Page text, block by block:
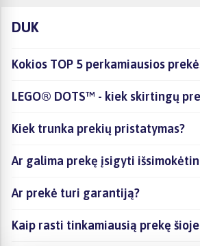
DUK
Kokios TOP 5 perkamiausios
LEGO® DOTS™ - kiek skirtingų
Kiek trunka prekių pristatymas?
Ar galima prekę įsigyti
Ar prekė turi garantiją?
Kaip rasti tinkamiausią prekę